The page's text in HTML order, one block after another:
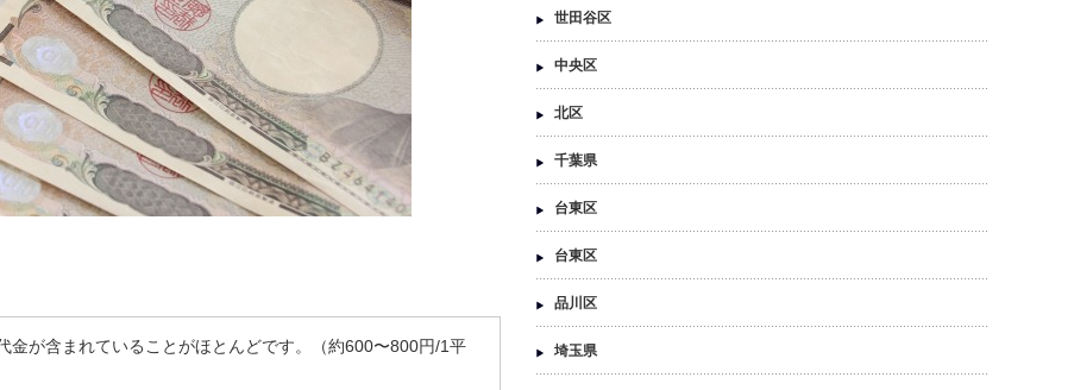
金が含まれていることがほとんどです。（約600〜800円/1平
世田谷区
中央区
北区
千葉県
台東区
台東区
品川区
埼玉県